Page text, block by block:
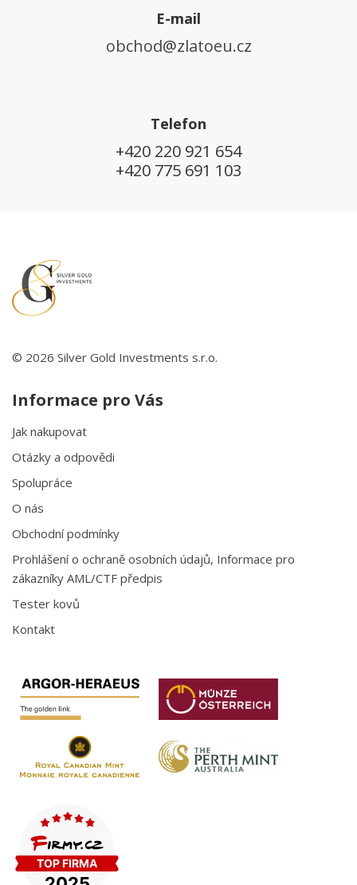
E-mail
obchod@zlatoeu.cz
Telefon
+420 220 921 654
+420 775 691 103
© 2026 Silver Gold Investments s.r.o.
Informace pro Vás
Jak nakupovat
Otázky a odpovědi
Spolupráce
O nás
Obchodní podmínky
Prohlášení o ochraně osobních údajů, Informace pro
zákazníky AML/CTF předpis
Tester kovů
Kontakt